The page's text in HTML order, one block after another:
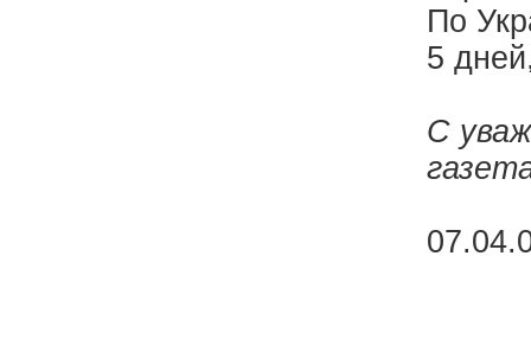
По
5
С